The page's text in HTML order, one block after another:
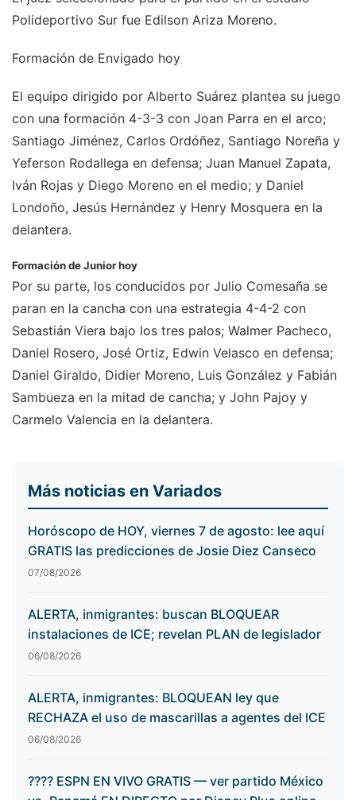
Polideportivo Sur fue Edilson Ariza Moreno.
Formación de Envigado hoy
El equipo dirigido por Alberto Suárez plantea su juego
con una formación 4-3-3 con Joan Parra en el arco;
Santiago Jiménez, Carlos Ordóñez, Santiago Noreña y
Yeferson Rodallega en defensa; Juan Manuel Zapata,
Iván Rojas y Diego Moreno en el medio; y Daniel
Londoño, Jesús Hernández y Henry Mosquera en la
delantera.
Formación de Junior hoy
Por su parte, los conducidos por Julio Comesaña se
paran en la cancha con una estrategia 4-4-2 con
Sebastián Viera bajo los tres palos; Walmer Pacheco,
Daniel Rosero, José Ortiz, Edwin Velasco en defensa;
Daniel Giraldo, Didier Moreno, Luis González y Fabián
Sambueza en la mitad de cancha; y John Pajoy y
Carmelo Valencia en la delantera.
Más noticias en Variados
Horóscopo de HOY, viernes 7 de agosto: lee aquí
GRATIS las predicciones de Josie Diez Canseco
07/08/2026
ALERTA, inmigrantes: buscan BLOQUEAR
instalaciones de ICE; revelan PLAN de legislador
06/08/2026
ALERTA, inmigrantes: BLOQUEAN ley que
RECHAZA el uso de mascarillas a agentes del ICE
06/08/2026
???? ESPN EN VIVO GRATIS — ver partido México